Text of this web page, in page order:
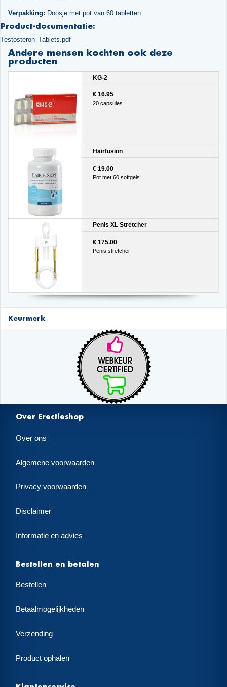
Verpakking: Doosje met pot van 60 tabletten
Product-documentatie:
Testosteron_Tablets.pdf
Andere mensen kochten ook deze
producten
KG-2
€ 16.95
20 capsules
Hairfusion
€ 19.00
Pot met 60 softgels
Penis XL Stretcher
€ 175.00
Penis stretcher
Keurmerk
Over Erectieshop
Over ons
Algemene voorwaarden
Privacy voorwaarden
Disclaimer
Informatie en advies
Bestellen en betalen
Bestellen
Betaalmogelijkheden
Verzending
Product ophalen